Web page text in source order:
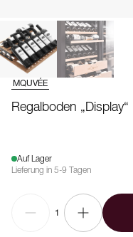
MQUVÉE
Regalboden
Auf Lager
Lieferung in 5-9 Tagen
1